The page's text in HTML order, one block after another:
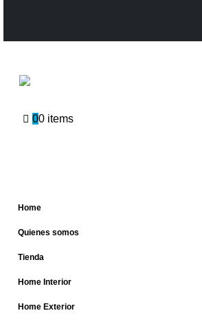
00 items
Home
Quienes somos
Tienda
Home Interior
Home Exterior